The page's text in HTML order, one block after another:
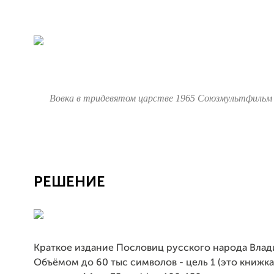
Вовка в тридевятом царстве 1965 Союзмультфильм
РЕШЕНИЕ
Краткое издание Пословиц русского народа
Объёмом до 60 тыс символов - цель 1 (это